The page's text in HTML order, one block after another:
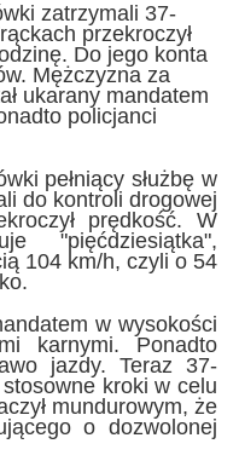
zatrzymali 37-
przekroczył
Do jego konta
Mężczyzna za
ukarany mandatem
policjanci
pełniący służbę w
do kontroli drogowej
prędkość. W
"pięćdziesiątka",
104 km/h, czyli o 54
w wysokości
karnymi. Ponadto
jazdy. Teraz 37-
kroki w celu
mundurowym, że
o dozwolonej